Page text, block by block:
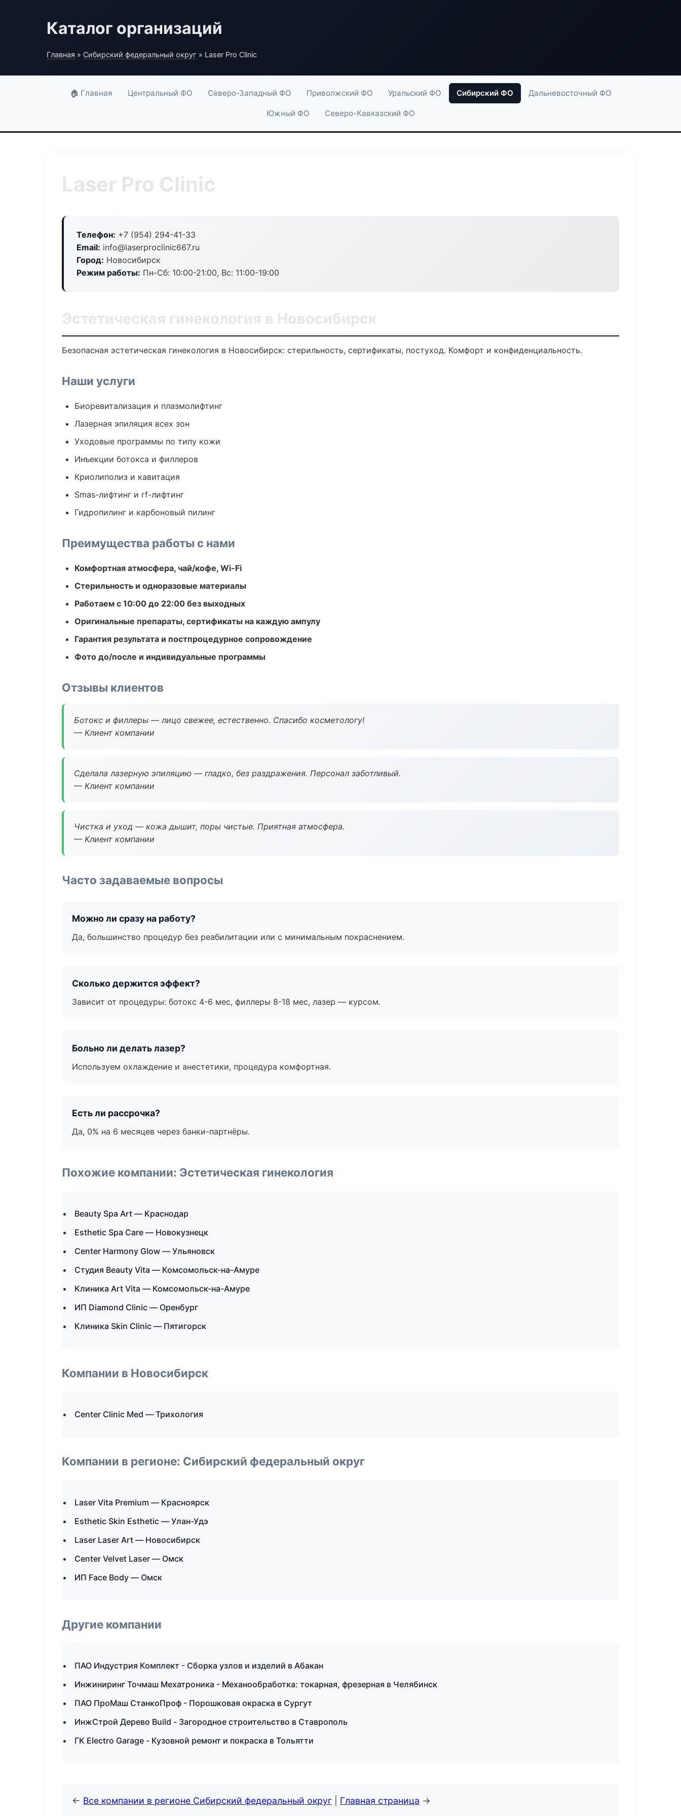
Каталог организаций
Главная » Сибирский федеральный округ » Laser Pro Clinic
🏠 Главная Центральный ФО Северо-Западный ФО Приволжский ФО Уральский ФО Сибирский ФО Дальневосточный ФО
Южный ФО Северо-Кавказский ФО
Laser Pro Clinic
Телефон: +7 (954) 294-41-33
Email: info@laserproclinic667.ru
Город: Новосибирск
Режим работы: Пн-Сб: 10:00-21:00, Вс: 11:00-19:00
Эстетическая гинекология в Новосибирск
Безопасная эстетическая гинекология в Новосибирск: стерильность, сертификаты, постуход. Комфорт и конфиденциальность.
Наши услуги
Биоревитализация и плазмолифтинг
Лазерная эпиляция всех зон
Уходовые программы по типу кожи
Инъекции ботокса и филлеров
Криолиполиз и кавитация
Smas-лифтинг и rf-лифтинг
Гидропилинг и карбоновый пилинг
Преимущества работы с нами
Комфортная атмосфера, чай/кофе, Wi-Fi
Стерильность и одноразовые материалы
Работаем с 10:00 до 22:00 без выходных
Оригинальные препараты, сертификаты на каждую ампулу
Гарантия результата и постпроцедурное сопровождение
Фото до/после и индивидуальные программы
Отзывы клиентов
Ботокс и филлеры — лицо свежее, естественно. Спасибо косметологу!
— Клиент компании
Сделала лазерную эпиляцию — гладко, без раздражения. Персонал заботливый.
— Клиент компании
Чистка и уход — кожа дышит, поры чистые. Приятная атмосфера.
— Клиент компании
Часто задаваемые вопросы
Можно ли сразу на работу?
Да, большинство процедур без реабилитации или с минимальным покраснением.
Сколько держится эффект?
Зависит от процедуры: ботокс 4-6 мес, филлеры 8-18 мес, лазер — курсом.
Больно ли делать лазер?
Используем охлаждение и анестетики, процедура комфортная.
Есть ли рассрочка?
Да, 0% на 6 месяцев через банки-партнёры.
Похожие компании: Эстетическая гинекология
Beauty Spa Art — Краснодар
Esthetic Spa Care — Новокузнецк
Center Harmony Glow — Ульяновск
Студия Beauty Vita — Комсомольск-на-Амуре
Клиника Art Vita — Комсомольск-на-Амуре
ИП Diamond Clinic — Оренбург
Клиника Skin Clinic — Пятигорск
Компании в Новосибирск
Center Clinic Med — Трихология
Компании в регионе: Сибирский федеральный округ
Laser Vita Premium — Красноярск
Esthetic Skin Esthetic — Улан-Удэ
Laser Laser Art — Новосибирск
Center Velvet Laser — Омск
ИП Face Body — Омск
Другие компании
ПАО Индустрия Комплект - Сборка узлов и изделий в Абакан
Инжиниринг Точмаш Мехатроника - Механообработка: токарная, фрезерная в Челябинск
ПАО ПроМаш СтанкоПроф - Порошковая окраска в Сургут
ИнжСтрой Дерево Build - Загородное строительство в Ставрополь
ГК Electro Garage - Кузовной ремонт и покраска в Тольятти
← Все компании в регионе Сибирский федеральный округ Главная страница →